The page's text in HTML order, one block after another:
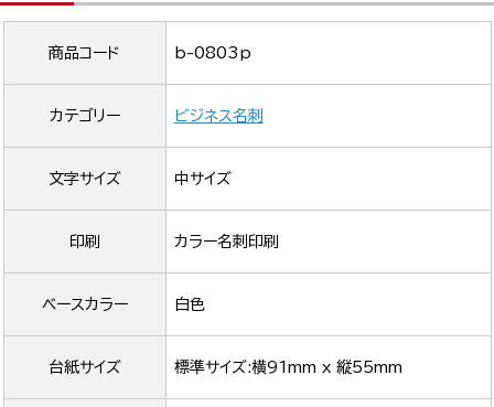
商品コード b-0803p
カテゴリー ビジネス名刺
文字サイズ 中サイズ
印刷 カラー名刺印刷
ベースカラー 白色
台紙サイズ 標準サイズ:横91mm x 縦55mm